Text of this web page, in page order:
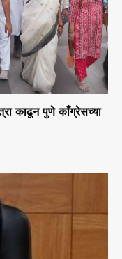
काढून पुणे काँग्रेसच्या